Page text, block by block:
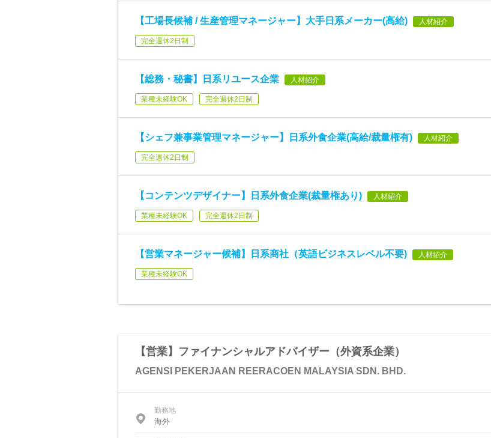
【工場長候補 / 生産管理マネージャー】大手日系メーカー(高給) 人材紹介
完全週休2日制
【総務・秘書】日系リユース企業 人材紹介
業種未経験OK 完全週休2日制
【シェフ兼事業管理マネージャー】日系外食企業(高給/裁量権有) 人材紹介
完全週休2日制
【コンテンツデザイナー】日系外食企業(裁量権あり) 人材紹介
業種未経験OK 完全週休2日制
【営業マネージャー候補】日系商社（英語ビジネスレベル不要) 人材紹介
業種未経験OK
【営業】ファイナンシャルアドバイザー（外資系企業）
AGENSI PEKERJAAN REERACOEN MALAYSIA SDN. BHD.
勤務地
海外